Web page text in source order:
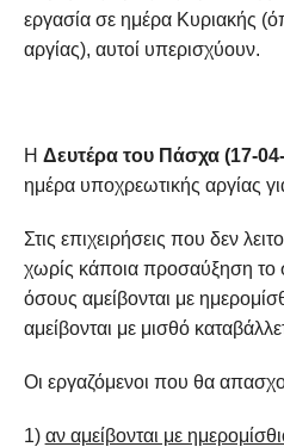
εργασία σε ημέρα Κυριακής
αργίας), αυτοί υπερισχύουν.
Η Δευτέρα του Πάσχα (17-
ημέρα υποχρεωτικής αργίας
Στις επιχειρήσεις που δεν
χωρίς κάποια προσαύξηση το
όσους αμείβονται με
αμείβονται με μισθό
Οι εργαζόμενοι που θα
1) αν αμείβονται με